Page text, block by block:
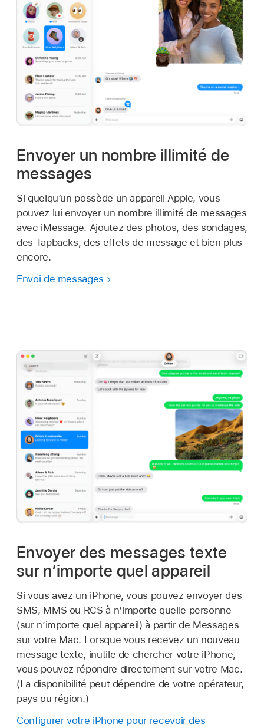
Envoyer un nombre illimité de
messages
Si quelqu’un possède un appareil Apple, vous
pouvez lui envoyer un nombre illimité de messages
avec iMessage. Ajoutez des photos, des sondages,
des Tapbacks, des effets de message et bien plus
encore.
Envoi de messages
Envoyer des messages texte
sur n’importe quel appareil
Si vous avez un iPhone, vous pouvez envoyer des
SMS, MMS ou RCS à n’importe quelle personne
(sur n’importe quel appareil) à partir de Messages
sur votre Mac. Lorsque vous recevez un nouveau
message texte, inutile de chercher votre iPhone,
vous pouvez répondre directement sur votre Mac.
(La disponibilité peut dépendre de votre opérateur,
pays ou région.)
Configurer votre iPhone pour recevoir des